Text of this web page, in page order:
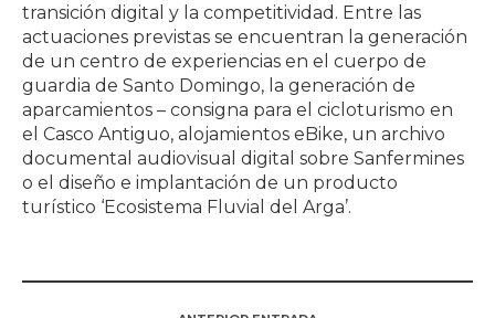
transición digital y la competitividad. Entre las
actuaciones previstas se encuentran la generación
de un centro de experiencias en el cuerpo de
guardia de Santo Domingo, la generación de
aparcamientos – consigna para el cicloturismo en
el Casco Antiguo, alojamientos eBike, un archivo
documental audiovisual digital sobre Sanfermines
o el diseño e implantación de un producto
turístico ‘Ecosistema Fluvial del Arga’.